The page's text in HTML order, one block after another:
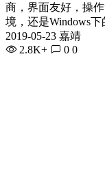
商，界面友好，操
境，还是Windows
2019-05-23 嘉靖
2.8K+
0 0